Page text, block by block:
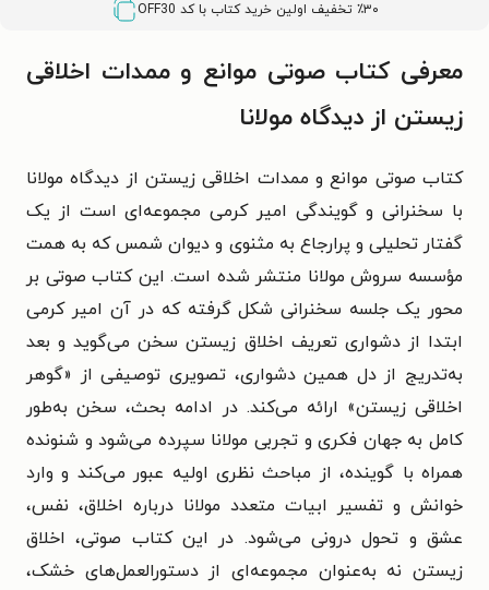
٪۳۰ تخفیف اولین خرید کتاب با کد OFF30
معرفی کتاب صوتی موانع و ممدات اخلاقی
زیستن از دیدگاه مولانا
کتاب صوتی موانع و ممدات اخلاقی زیستن از دیدگاه مولانا
با سخنرانی و گویندگی امیر کرمی مجموعه‌ای است از یک
گفتار تحلیلی و پرارجاع به مثنوی و دیوان شمس که به همت
مؤسسه سروش مولانا منتشر شده است. این کتاب صوتی بر
محور یک جلسه سخنرانی شکل گرفته که در آن امیر کرمی
ابتدا از دشواری تعریف اخلاق زیستن سخن می‌گوید و بعد
به‌تدریج از دل همین دشواری، تصویری توصیفی از «گوهر
اخلاقی زیستن» ارائه می‌کند. در ادامه بحث، سخن به‌طور
کامل به جهان فکری و تجربی مولانا سپرده می‌شود و شنونده
همراه با گوینده، از مباحث نظری اولیه عبور می‌کند و وارد
خوانش و تفسیر ابیات متعدد مولانا درباره اخلاق، نفس،
عشق و تحول درونی می‌شود. در این کتاب صوتی، اخلاق
زیستن نه به‌عنوان مجموعه‌ای از دستورالعمل‌های خشک،